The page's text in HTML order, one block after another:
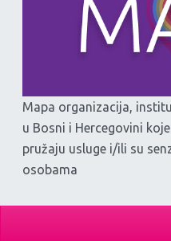
Mapa organizacija,
u Bosni i Hercegovini
pružaju usluge i/ili su
osobama